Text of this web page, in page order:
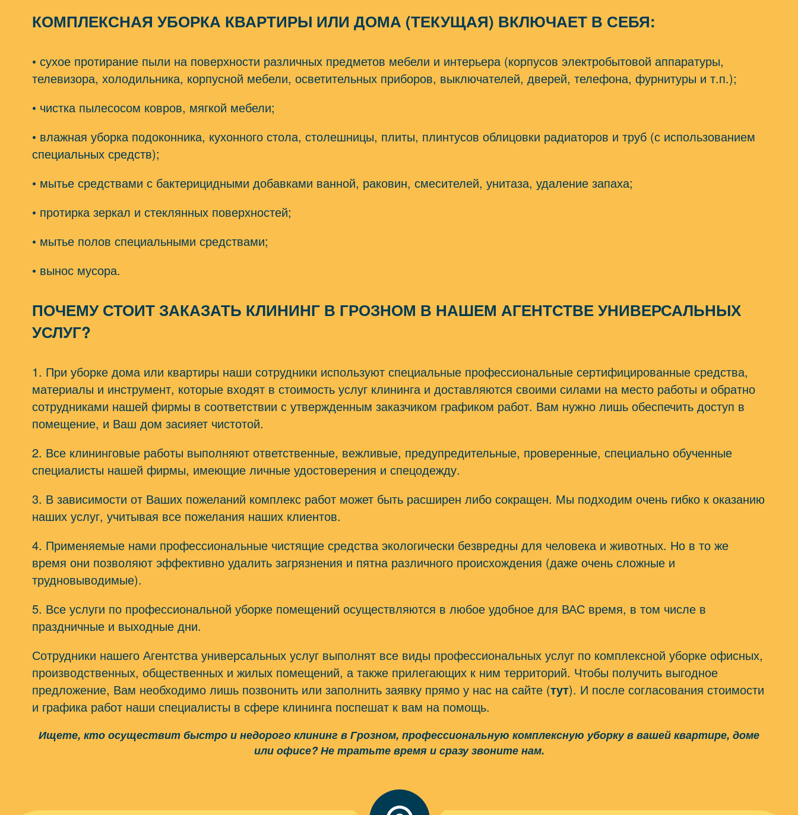
КОМПЛЕКСНАЯ УБОРКА КВАРТИРЫ ИЛИ ДОМА (ТЕКУЩАЯ) ВКЛЮЧАЕТ В СЕБЯ:
• сухое протирание пыли на поверхности различных предметов мебели и интерьера (корпусов электробытовой аппаратуры,
телевизора, холодильника, корпусной мебели, осветительных приборов, выключателей, дверей, телефона, фурнитуры и т.п.);
• чистка пылесосом ковров, мягкой мебели;
• влажная уборка подоконника, кухонного стола, столешницы, плиты, плинтусов облицовки радиаторов и труб (с использованием
специальных средств);
• мытье средствами с бактерицидными добавками ванной, раковин, смесителей, унитаза, удаление запаха;
• протирка зеркал и стеклянных поверхностей;
• мытье полов специальными средствами;
• вынос мусора.
ПОЧЕМУ СТОИТ ЗАКАЗАТЬ КЛИНИНГ В ГРОЗНОМ В НАШЕМ АГЕНТСТВЕ УНИВЕРСАЛЬНЫХ
УСЛУГ?
1. При уборке дома или квартиры наши сотрудники используют специальные профессиональные сертифицированные средства,
материалы и инструмент, которые входят в стоимость услуг клининга и доставляются своими силами на место работы и обратно
сотрудниками нашей фирмы в соответствии с утвержденным заказчиком графиком работ. Вам нужно лишь обеспечить доступ в
помещение, и Ваш дом засияет чистотой.
2. Все клининговые работы выполняют ответственные, вежливые, предупредительные, проверенные, специально обученные
специалисты нашей фирмы, имеющие личные удостоверения и спецодежду.
3. В зависимости от Ваших пожеланий комплекс работ может быть расширен либо сокращен. Мы подходим очень гибко к оказанию
наших услуг, учитывая все пожелания наших клиентов.
4. Применяемые нами профессиональные чистящие средства экологически безвредны для человека и животных. Но в то же
время они позволяют эффективно удалить загрязнения и пятна различного происхождения (даже очень сложные и
трудновыводимые).
5. Все услуги по профессиональной уборке помещений осуществляются в любое удобное для ВАС время, в том числе в
праздничные и выходные дни.
Сотрудники нашего Агентства универсальных услуг выполнят все виды профессиональных услуг по комплексной уборке офисных,
производственных, общественных и жилых помещений, а также прилегающих к ним территорий. Чтобы получить выгодное
предложение, Вам необходимо лишь позвонить или заполнить заявку прямо у нас на сайте (тут). И после согласования стоимости
и графика работ наши специалисты в сфере клининга поспешат к вам на помощь.
Ищете, кто осуществит быстро и недорого клининг в Грозном, профессиональную комплексную уборку в вашей квартире, доме
или офисе? Не тратьте время и сразу звоните нам.